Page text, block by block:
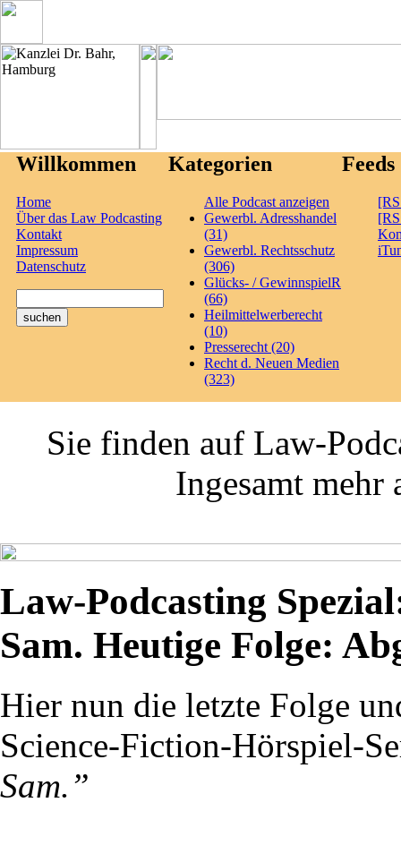
Willkommen
Home
Über das Law Podcasting
Kontakt
Impressum
Datenschutz
Kategorien
Alle Podcast anzeigen
Gewerbl. Adresshandel
(31)
Gewerbl. Rechtsschutz
(306)
Glücks- / GewinnspielR
(66)
Heilmittelwerberecht
(10)
Presserecht (20)
Recht d. Neuen Medien
(323)
Feeds
Sie finden auf Law-
Ingesamt mehr
Law-Podcasting
Sam. Heutige Folge:
Hier nun die letzte Folge
Science-Fiction-Hörspiel-
Sam.”